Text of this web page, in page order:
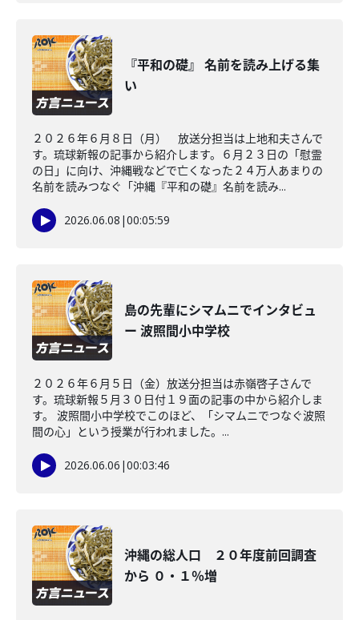
『平和の礎』 名前を読み上げる集
い
２０２６年６月８日（月） 放送分担当は上地和夫さんで
す。琉球新報の記事から紹介します。６月２３日の「慰霊
の日」に向け、沖縄戦などで亡くなった２４万人あまりの
名前を読みつなぐ「沖縄『平和の礎』名前を読み...
2026.06.08 |00:05:59
島の先輩にシマムニでインタビュ
ー 波照間小中学校
２０２６年６月５日（金）放送分担当は赤嶺啓子さんで
す。琉球新報５月３０日付１９面の記事の中から紹介しま
す。 波照間小中学校でこのほど、「シマムニでつなぐ波照
間の心」という授業が行われました。...
2026.06.06 |00:03:46
沖縄の総人口 ２０年度前回調査
から ０・１％増